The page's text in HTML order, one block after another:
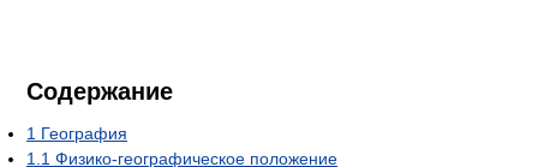
Содержание
1 География
1.1 Физико-географическое положение